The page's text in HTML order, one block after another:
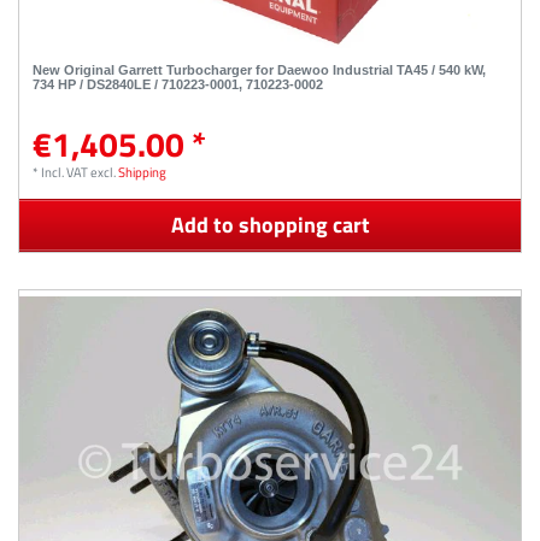
New Original Garrett Turbocharger for Daewoo Industrial TA45 / 540 kW,
734 HP / DS2840LE / 710223-0001, 710223-0002
€1,405.00 *
* Incl. VATexcl.Shipping
Add to shopping cart